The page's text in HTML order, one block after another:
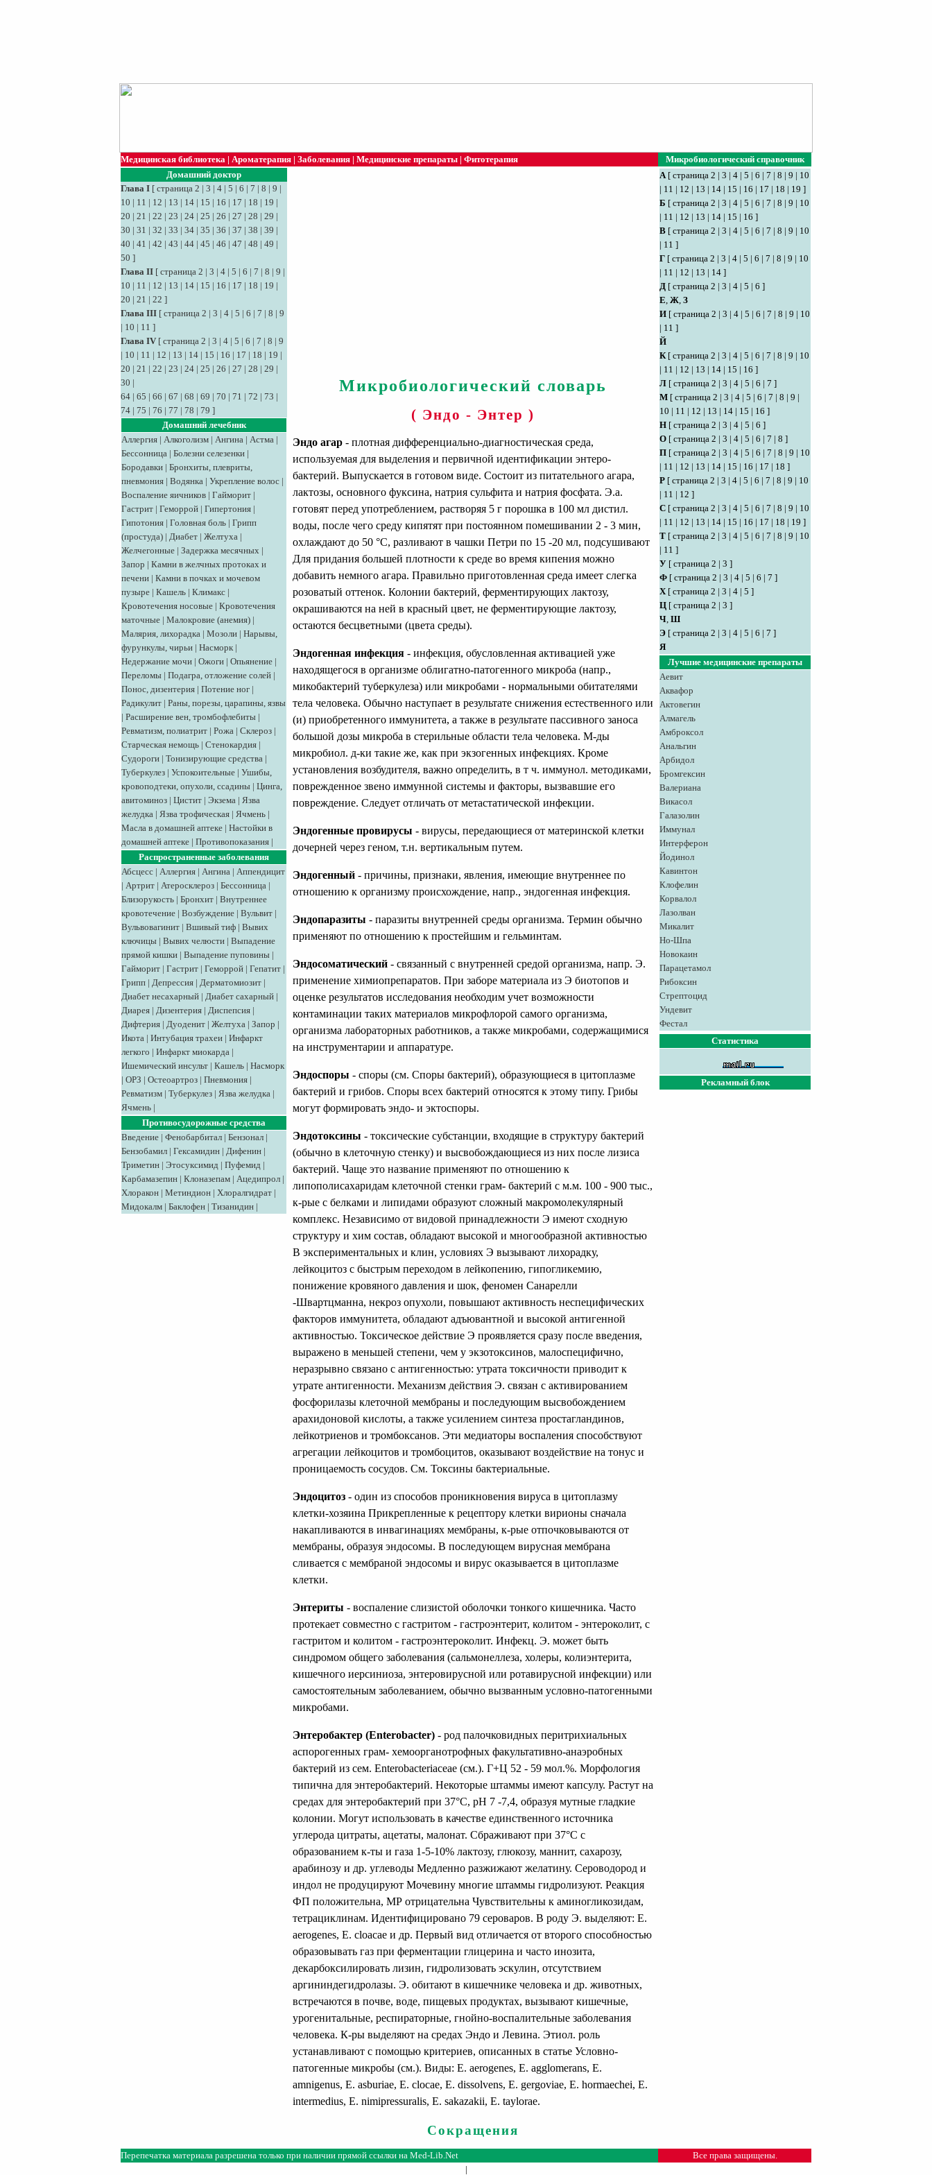
Медицинская библиотека | Ароматерапия | Заболевания | Медицинские препараты | Фитотерапия
Микробиологический справочник
Домашний доктор
Глава I [ страница 2 | 3 | 4 | 5 | 6 | 7 | 8 | 9 |
10 | 11 | 12 | 13 | 14 | 15 | 16 | 17 | 18 | 19 |
20 | 21 | 22 | 23 | 24 | 25 | 26 | 27 | 28 | 29 |
30 | 31 | 32 | 33 | 34 | 35 | 36 | 37 | 38 | 39 |
40 | 41 | 42 | 43 | 44 | 45 | 46 | 47 | 48 | 49 |
50 ]
Глава II [ страница 2 | 3 | 4 | 5 | 6 | 7 | 8 | 9 |
10 | 11 | 12 | 13 | 14 | 15 | 16 | 17 | 18 | 19 |
20 | 21 | 22 ]
Глава III [ страница 2 | 3 | 4 | 5 | 6 | 7 | 8 | 9
| 10 | 11 ]
Глава IV [ страница 2 | 3 | 4 | 5 | 6 | 7 | 8 | 9
| 10 | 11 | 12 | 13 | 14 | 15 | 16 | 17 | 18 | 19 |
20 | 21 | 22 | 23 | 24 | 25 | 26 | 27 | 28 | 29 |
30 |
64 | 65 | 66 | 67 | 68 | 69 | 70 | 71 | 72 | 73 |
74 | 75 | 76 | 77 | 78 | 79 ]
Домашний лечебник
Аллергия | Алкоголизм | Ангина | Астма |
Бессонница | Болезни селезенки |
Бородавки | Бронхиты, плевриты,
пневмония | Водянка | Укрепление волос |
Воспаление яичников | Гайморит |
Гастрит | Геморрой | Гипертония |
Гипотония | Головная боль | Грипп
(простуда) | Диабет | Желтуха |
Желчегонные | Задержка месячных |
Запор | Камни в желчных протоках и
печени | Камни в почках и мочевом
пузыре | Кашель | Климакс |
Кровотечения носовые | Кровотечения
маточные | Малокровие (анемия) |
Малярия, лихорадка | Мозоли | Нарывы,
фурункулы, чирьи | Насморк |
Недержание мочи | Ожоги | Опьянение |
Переломы | Подагра, отложение солей |
Понос, дизентерия | Потение ног |
Радикулит | Раны, порезы, царапины, язвы
| Расширение вен, тромбофлебиты |
Ревматизм, полиатрит | Рожа | Склероз |
Старческая немощь | Стенокардия |
Судороги | Тонизирующие средства |
Туберкулез | Успокоительные | Ушибы,
кровоподтеки, опухоли, ссадины | Цинга,
авитоминоз | Цистит | Экзема | Язва
желудка | Язва трофическая | Ячмень |
Масла в домашней аптеке | Настойки в
домашней аптеке | Противопоказания |
Распространенные заболевания
Абсцесс | Аллергия | Ангина | Аппендицит
| Артрит | Атеросклероз | Бессонница |
Близорукость | Бронхит | Внутреннее
кровотечение | Возбуждение | Вульвит |
Вульвовагинит | Вшивый тиф | Вывих
ключицы | Вывих челюсти | Выпадение
прямой кишки | Выпадение пуповины |
Гайморит | Гастрит | Геморрой | Гепатит |
Грипп | Депрессия | Дерматомиозит |
Диабет несахарный | Диабет сахарный |
Диарея | Дизентерия | Диспепсия |
Дифтерия | Дуоденит | Желтуха | Запор |
Икота | Интубация трахеи | Инфаркт
легкого | Инфаркт миокарда |
Ишемический инсульт | Кашель | Насморк
| ОРЗ | Остеоартроз | Пневмония |
Ревматизм | Туберкулез | Язва желудка |
Ячмень |
Противосудорожные средства
Введение | Фенобарбитал | Бензонал |
Бензобамил | Гексамидин | Дифенин |
Триметин | Этосуксимид | Пуфемид |
Карбамазепин | Клоназепам | Ацедипрол |
Хлоракон | Метиндион | Хлоралгидрат |
Мидокалм | Баклофен | Тизанидин |
Микробиологический словарь
( Эндо - Энтер )
Эндо агар - плотная дифференциально-диагностическая среда,
используемая для выделения и первичной идентификации энтеро-
бактерий. Выпускается в готовом виде. Состоит из питательного агара,
лактозы, основного фуксина, натрия сульфита и натрия фосфата. Э.а.
готовят перед употреблением, растворяя 5 г порошка в 100 мл дистил.
воды, после чего среду кипятят при постоянном помешивании 2 - 3 мин,
охлаждают до 50 °С, разливают в чашки Петри по 15 -20 мл, подсушивают
Для придания большей плотности к среде во время кипения можно
добавить немного агара. Правильно приготовленная среда имеет слегка
розоватый оттенок. Колонии бактерий, ферментирующих лактозу,
окрашиваются на ней в красный цвет, не ферментирующие лактозу,
остаются бесцветными (цвета среды).
Эндогенная инфекция - инфекция, обусловленная активацией уже
находящегося в организме облигатно-патогенного микроба (напр.,
микобактерий туберкулеза) или микробами - нормальными обитателями
тела человека. Обычно наступает в результате снижения естественного или
(и) приобретенного иммунитета, а также в результате пассивного заноса
большой дозы микроба в стерильные области тела человека. М-ды
микробиол. д-ки такие же, как при экзогенных инфекциях. Кроме
установления возбудителя, важно определить, в т ч. иммунол. методиками,
поврежденное звено иммунной системы и факторы, вызвавшие его
повреждение. Следует отличать от метастатической инфекции.
Эндогенные провирусы - вирусы, передающиеся от материнской клетки
дочерней через геном, т.н. вертикальным путем.
Эндогенный - причины, признаки, явления, имеющие внутреннее по
отношению к организму происхождение, напр., эндогенная инфекция.
Эндопаразиты - паразиты внутренней среды организма. Термин обычно
применяют по отношению к простейшим и гельминтам.
Эндосоматический - связанный с внутренней средой организма, напр. Э.
применение химиопрепаратов. При заборе материала из Э биотопов и
оценке результатов исследования необходим учет возможности
контаминации таких материалов микрофлорой самого организма,
организма лабораторных работников, а также микробами, содержащимися
на инструментарии и аппаратуре.
Эндоспоры - споры (см. Споры бактерий), образующиеся в цитоплазме
бактерий и грибов. Споры всех бактерий относятся к этому типу. Грибы
могут формировать эндо- и эктоспоры.
Эндотоксины - токсические субстанции, входящие в структуру бактерий
(обычно в клеточную стенку) и высвобождающиеся из них после лизиса
бактерий. Чаще это название применяют по отношению к
липополисахаридам клеточной стенки грам- бактерий с м.м. 100 - 900 тыс.,
к-рые с белками и липидами образуют сложный макромолекулярный
комплекс. Независимо от видовой принадлежности Э имеют сходную
структуру и хим состав, обладают высокой и многообразной активностью
В экспериментальных и клин, условиях Э вызывают лихорадку,
лейкоцитоз с быстрым переходом в лейкопению, гипогликемию,
понижение кровяного давления и шок, феномен Санарелли
-Швартцманна, некроз опухоли, повышают активность неспецифических
факторов иммунитета, обладают адъювантной и высокой антигенной
активностью. Токсическое действие Э проявляется сразу после введения,
выражено в меньшей степени, чем у экзотоксинов, малоспецифично,
неразрывно связано с антигенностью: утрата токсичности приводит к
утрате антигенности. Механизм действия Э. связан с активированием
фосфорилазы клеточной мембраны и последующим высвобождением
арахидоновой кислоты, а также усилением синтеза простагландинов,
лейкотриенов и тромбоксанов. Эти медиаторы воспаления способствуют
агрегации лейкоцитов и тромбоцитов, оказывают воздействие на тонус и
проницаемость сосудов. См. Токсины бактериальные.
Эндоцитоз - один из способов проникновения вируса в цитоплазму
клетки-хозяина Прикрепленные к рецептору клетки вирионы сначала
накапливаются в инвагинациях мембраны, к-рые отпочковываются от
мембраны, образуя эндосомы. В последующем вирусная мембрана
сливается с мембраной эндосомы и вирус оказывается в цитоплазме
клетки.
Энтериты - воспаление слизистой оболочки тонкого кишечника. Часто
протекает совместно с гастритом - гастроэнтерит, колитом - энтероколит, с
гастритом и колитом - гастроэнтероколит. Инфекц. Э. может быть
синдромом общего заболевания (сальмонеллеза, холеры, колиэнтерита,
кишечного иерсиниоза, энтеровирусной или ротавирусной инфекции) или
самостоятельным заболеванием, обычно вызванным условно-патогенными
микробами.
Энтеробактер (Enterobacter) - род палочковидных перитрихиальных
аспорогенных грам- хемоорганотрофных факультативно-анаэробных
бактерий из сем. Enterobacteriaсеае (см.). Г+Ц 52 - 59 мол.%. Морфология
типична для энтеробактерий. Некоторые штаммы имеют капсулу. Растут на
средах для энтеробактерий при 37°С, рН 7 -7,4, образуя мутные гладкие
колонии. Могут использовать в качестве единственного источника
углерода цитраты, ацетаты, малонат. Сбраживают при 37°С с
образованием к-ты и газа 1-5-10% лактозу, глюкозу, маннит, сахарозу,
арабинозу и др. углеводы Медленно разжижают желатину. Сероводород и
индол не продуцируют Мочевину многие штаммы гидролизуют. Реакция
ФП положительна, МР отрицательна Чувствительны к аминогликозидам,
тетрациклинам. Идентифицировано 79 сероваров. В роду Э. выделяют: Е.
aerogenes, E. cloacae и др. Первый вид отличается от второго способностью
образовывать газ при ферментации глицерина и часто инозита,
декарбоксилировать лизин, гидролизовать эскулин, отсутствием
аргининдегидролазы. Э. обитают в кишечнике человека и др. животных,
встречаются в почве, воде, пищевых продуктах, вызывают кишечные,
урогенитальные, респираторные, гнойно-воспалительные заболевания
человека. К-ры выделяют на средах Эндо и Левина. Этиол. роль
устанавливают с помощью критериев, описанных в статье Условно-
патогенные микробы (см.). Виды: Е. aerogenes, E. agglomerans, E.
amnigenus, E. asburiae, E. clocae, E. dissolvens, E. gergoviae, E. hormaechei, E.
intermedius, E. nimipressuralis, E. sakazakii, E. taylorae.
Сокращения
А[ страница 2 | 3 | 4 | 5 | 6 | 7 | 8 | 9 | 10
| 11 | 12 | 13 | 14 | 15 | 16 | 17 | 18 | 19 ]
Б [ страница 2 | 3 | 4 | 5 | 6 | 7 | 8 | 9 | 10
| 11 | 12 | 13 | 14 | 15 | 16 ]
В [ страница 2 | 3 | 4 | 5 | 6 | 7 | 8 | 9 | 10
| 11 ]
Г [ страница 2 | 3 | 4 | 5 | 6 | 7 | 8 | 9 | 10
| 11 | 12 | 13 | 14 ]
Д [ страница 2 | 3 | 4 | 5 | 6 ]
Е, Ж, З
И [ страница 2 | 3 | 4 | 5 | 6 | 7 | 8 | 9 | 10
| 11 ]
Й
К[ страница 2 | 3 | 4 | 5 | 6 | 7 | 8 | 9 | 10
| 11 | 12 | 13 | 14 | 15 | 16 ]
Л [ страница 2 | 3 | 4 | 5 | 6 | 7 ]
М [ страница 2 | 3 | 4 | 5 | 6 | 7 | 8 | 9 |
10 | 11 | 12 | 13 | 14 | 15 | 16 ]
Н [ страница 2 | 3 | 4 | 5 | 6 ]
О [ страница 2 | 3 | 4 | 5 | 6 | 7 | 8 ]
П [ страница 2 | 3 | 4 | 5 | 6 | 7 | 8 | 9 | 10
| 11 | 12 | 13 | 14 | 15 | 16 | 17 | 18 ]
Р [ страница 2 | 3 | 4 | 5 | 6 | 7 | 8 | 9 | 10
| 11 | 12 ]
С [ страница 2 | 3 | 4 | 5 | 6 | 7 | 8 | 9 | 10
| 11 | 12 | 13 | 14 | 15 | 16 | 17 | 18 | 19 ]
Т [ страница 2 | 3 | 4 | 5 | 6 | 7 | 8 | 9 | 10
| 11 ]
У [ страница 2 | 3 ]
Ф [ страница 2 | 3 | 4 | 5 | 6 | 7 ]
Х[ страница 2 | 3 | 4 | 5 ]
Ц [ страница 2 | 3 ]
Ч, Ш
Э [ страница 2 | 3 | 4 | 5 | 6 | 7 ]
Я
Лучшие медицинские препараты
Аевит
Аквафор
Актовегин
Алмагель
Амброксол
Анальгин
Арбидол
Бромгексин
Валериана
Викасол
Галазолин
Иммунал
Интерферон
Йодинол
Кавинтон
Клофелин
Корвалол
Лазолван
Микалит
Но-Шпа
Новокаин
Парацетамол
Рибоксин
Стрептоцид
Ундевит
Фестал
Статистика
Рекламный блок
Перепечатка материала разрешена только при наличии прямой ссылки на Med-Lib.Net
Все права защищены.
|